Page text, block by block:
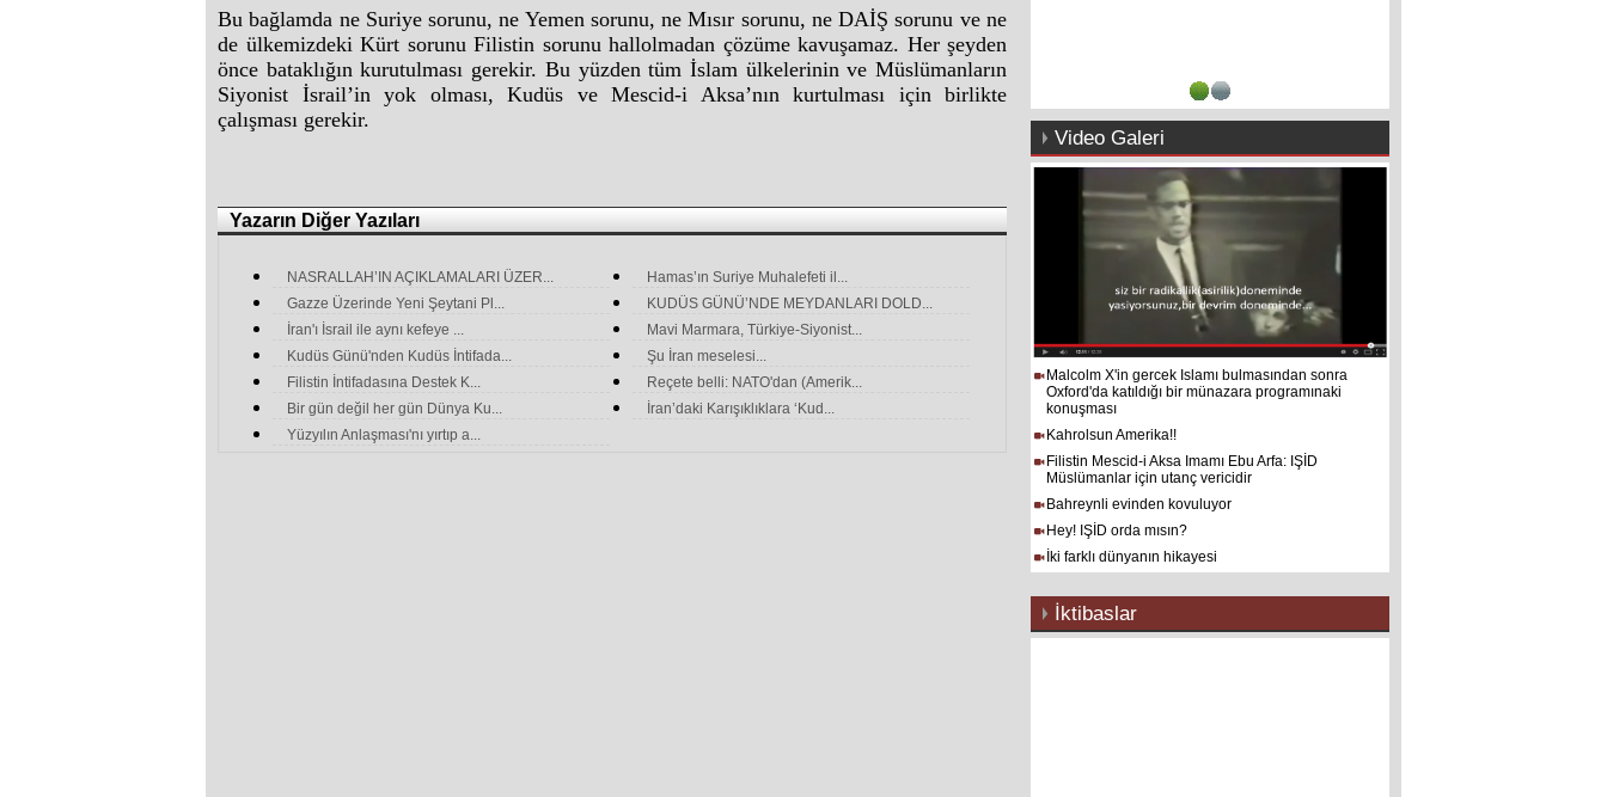
Bu bağlamda ne Suriye sorunu, ne Yemen sorunu, ne Mısır sorunu, ne DAİŞ sorunu ve ne
de ülkemizdeki Kürt sorunu Filistin sorunu hallolmadan çözüme kavuşamaz. Her şeyden
önce bataklığın kurutulması gerekir. Bu yüzden tüm İslam ülkelerinin ve Müslümanların
Siyonist İsrail’in yok olması, Kudüs ve Mescid-i Aksa’nın kurtulması için birlikte
çalışması gerekir.
Yazarın Diğer Yazıları
NASRALLAH’IN AÇIKLAMALARI ÜZER...
Hamas’ın Suriye Muhalefeti il...
Gazze Üzerinde Yeni Şeytani Pl...
KUDÜS GÜNÜ’NDE MEYDANLARI DOLD...
İran'ı İsrail ile aynı kefeye ...
Mavi Marmara, Türkiye-Siyonist...
Kudüs Günü'nden Kudüs İntifada...
Şu İran meselesi...
Filistin İntifadasına Destek K...
Reçete belli: NATO'dan (Amerik...
Bir gün değil her gün Dünya Ku...
İran’daki Karışıklıklara ‘Kud...
Yüzyılın Anlaşması'nı yırtıp a...
1
Video Galeri
Malcolm X'in gercek Islamı bulmasından sonra
Oxford'da katıldığı bir münazara programınaki
konuşması
Kahrolsun Amerika!!
Filistin Mescid-i Aksa Imamı Ebu Arfa: IŞİD
Müslümanlar için utanç vericidir
Bahreynli evinden kovuluyor
Hey! IŞİD orda mısın?
İki farklı dünyanın hikayesi
İktibaslar